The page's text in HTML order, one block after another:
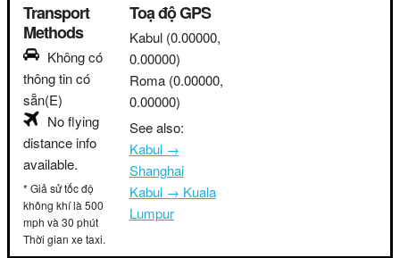
Transport
Methods
Không có
thông tin có
sẵn(E)
No flying
distance info
available.
* Giả sử tốc độ
không khí là 500
mph và 30 phút
Thời gian xe taxi.
Toạ độ GPS
Kabul (0.00000,
0.00000)
Roma (0.00000,
0.00000)
See also:
Kabul →
Shanghai
Kabul → Kuala
Lumpur